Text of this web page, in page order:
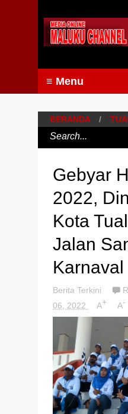
BERANDA /
Gebyar
2022,
Kota
Jalan
Karnaval
Berita Terkini
06, 2022
A+ A-